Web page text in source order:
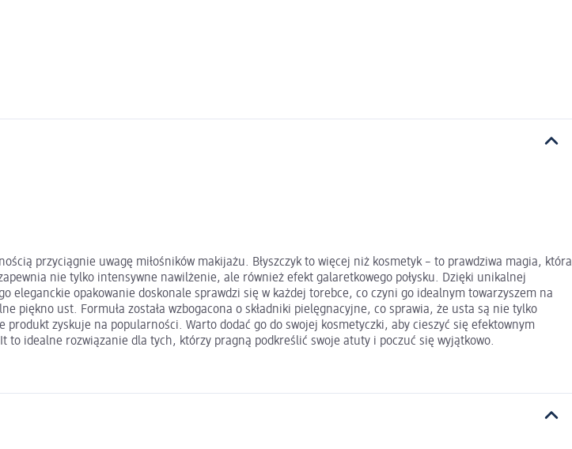
przyciągnie uwagę miłośników makijażu. Błyszczyk to więcej niż kosmetyk – to prawdziwa magia, która
nie tylko intensywne nawilżenie, ale również efekt galaretkowego połysku. Dzięki unikalnej
eleganckie opakowanie doskonale sprawdzi się w każdej torebce, co czyni go idealnym towarzyszem na
piękno ust. Formuła została wzbogacona o składniki pielęgnacyjne, co sprawia, że usta są nie tylko
zyskuje na popularności. Warto dodać go do swojej kosmetyczki, aby cieszyć się efektownym
to idealne rozwiązanie dla tych, którzy pragną podkreślić swoje atuty i poczuć się wyjątkowo.